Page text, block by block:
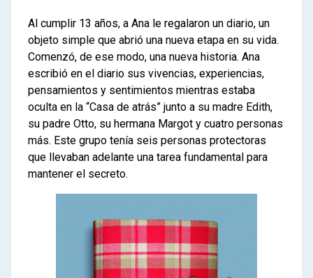
Al cumplir 13 años, a Ana le regalaron un diario, un
objeto simple que abrió una nueva etapa en su vida.
Comenzó, de ese modo, una nueva historia. Ana
escribió en el diario sus vivencias, experiencias,
pensamientos y sentimientos mientras estaba
oculta en la “Casa de atrás” junto a su madre Edith,
su padre Otto, su hermana Margot y cuatro personas
más. Este grupo tenía seis personas protectoras
que llevaban adelante una tarea fundamental para
mantener el secreto.